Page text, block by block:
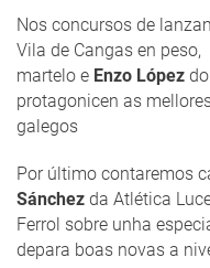
Nos concursos de
Vila de Cangas en peso,
martelo e Enzo López
protagonicen as
galegos
Por último contaremos
Sánchez da Atlética
Ferrol sobre unha
depara boas novas a